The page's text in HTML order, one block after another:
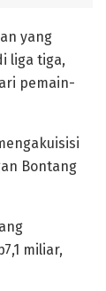
yang
liga tiga,
pemain-
Bontang
miliar,